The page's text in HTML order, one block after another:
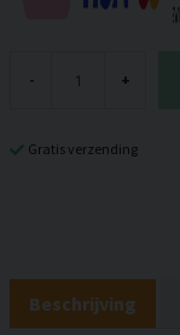
- +
Gratis verzending
Beschrijving